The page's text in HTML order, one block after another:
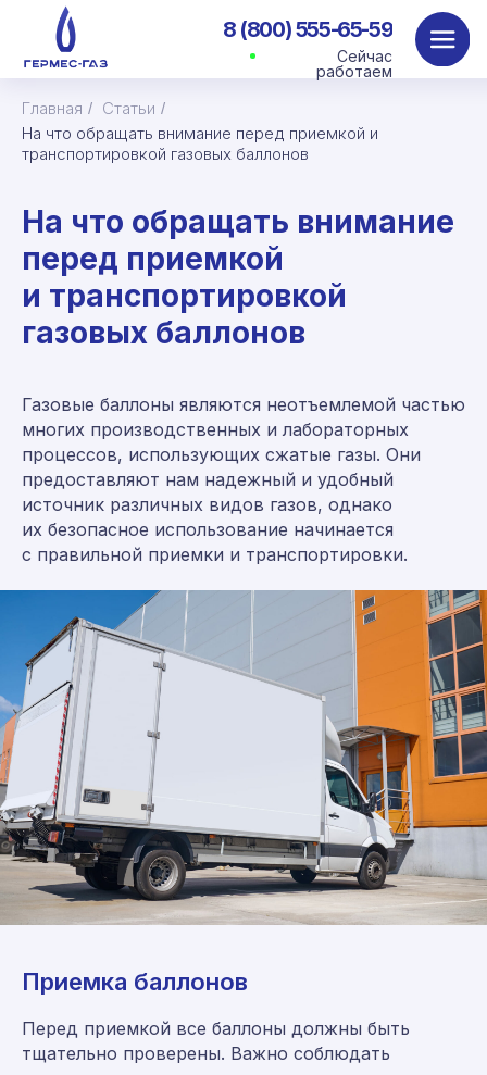
8 (800) 555-65-59
Сейчас
работаем
Главная / Статьи /
На что обращать внимание перед приемкой и
транспортировкой газовых баллонов
На что обращать внимание
перед приемкой
и транспортировкой
газовых баллонов
Газовые баллоны являются неотъемлемой частью
многих производственных и лабораторных
процессов, использующих сжатые газы. Они
предоставляют нам надежный и удобный
источник различных видов газов, однако
их безопасное использование начинается
с правильной приемки и транспортировки.
Приемка баллонов
Перед приемкой все баллоны должны быть
тщательно проверены. Важно соблюдать